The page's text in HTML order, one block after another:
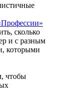
сколько
и с разным
которыми
чтобы